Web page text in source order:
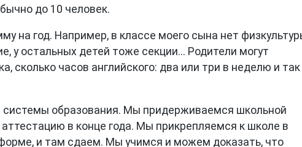
до 10 человек.
на год. Например, в классе моего сына нет
у остальных детей тоже секции... Родители могут
сколько часов английского: два или три в неделю и так
системы образования. Мы придерживаемся школьной
в конце года. Мы прикрепляемся к школе в
и там сдаем. Мы учимся и можем доказать, что